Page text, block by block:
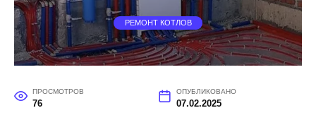
РЕМОНТ КОТЛОВ
ПРОСМОТРОВ
76
ОПУБЛИКОВАНО
07.02.2025